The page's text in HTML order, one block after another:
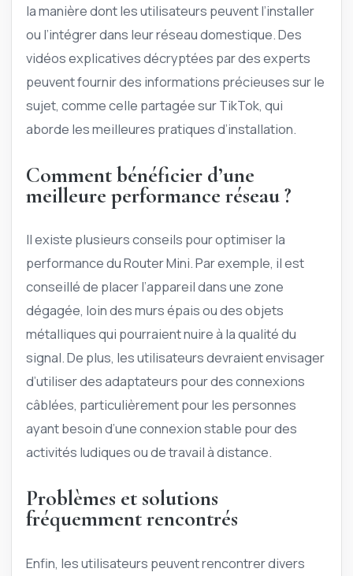
la manière dont les utilisateurs peuvent l’installer
ou l’intégrer dans leur réseau domestique. Des
vidéos explicatives décryptées par des experts
peuvent fournir des informations précieuses sur le
sujet, comme celle partagée sur TikTok, qui
aborde les meilleures pratiques d’installation.
Comment bénéficier d’une
meilleure performance réseau ?
Il existe plusieurs conseils pour optimiser la
performance du Router Mini. Par exemple, il est
conseillé de placer l’appareil dans une zone
dégagée, loin des murs épais ou des objets
métalliques qui pourraient nuire à la qualité du
signal. De plus, les utilisateurs devraient envisager
d’utiliser des adaptateurs pour des connexions
câblées, particulièrement pour les personnes
ayant besoin d’une connexion stable pour des
activités ludiques ou de travail à distance.
Problèmes et solutions
fréquemment rencontrés
Enfin, les utilisateurs peuvent rencontrer divers